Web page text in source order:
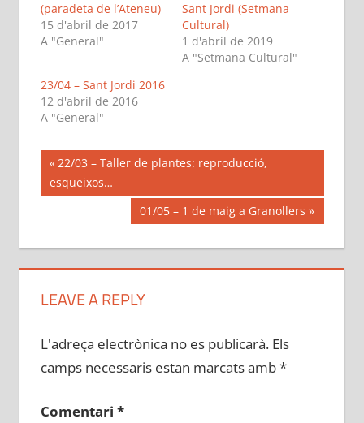
(paradeta de l’Ateneu)
15 d'abril de 2017
A "General"
Sant Jordi (Setmana
Cultural)
1 d'abril de 2019
A "Setmana Cultural"
23/04 – Sant Jordi 2016
12 d'abril de 2016
A "General"
Navegació
d'entrades
Previous
Post:
22/03 – Taller de plantes: reproducció,
esqueixos…
Next
Post:
01/05 – 1 de maig a Granollers
LEAVE A REPLY
L'adreça electrònica no es publicarà. Els
camps necessaris estan marcats amb*
Comentari *